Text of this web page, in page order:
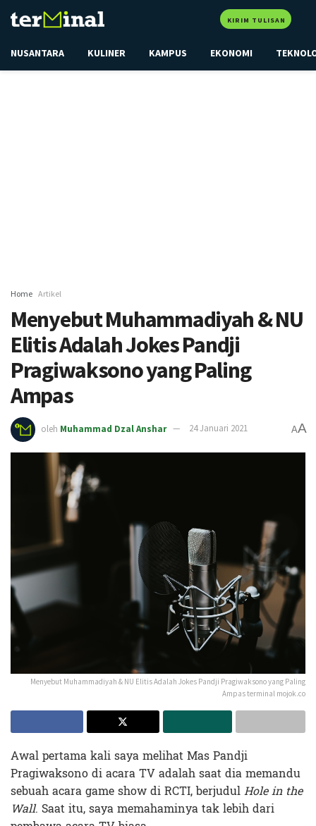
KIRIM TULISAN
NUSANTARA KULINER KAMPUS EKONOMI
Home Artikel
Menyebut Muhammadiyah & NU
Elitis Adalah Jokes Pandji
Pragiwaksono yang Paling
Ampas
oleh Muhammad Dzal Anshar 24 Januari 2021 AA
Menyebut Muhammadiyah & NU Elitis Adalah Jokes Pandji Pragiwaksono yang Paling
Ampas terminal mojok.co
Awal pertama kali saya melihat Mas Pandji
Pragiwaksono di acara TV adalah saat dia memandu
sebuah acara game show di RCTI, berjudulHole in the
Wall. Saat itu, saya memahaminya tak lebih dari